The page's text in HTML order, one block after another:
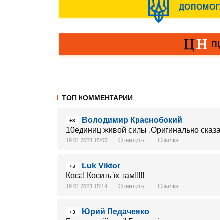
ТОП КОММЕНТАРИИ
+3
Володимир Краснобокий
10единиц живой силы .Оригинально
19.01.2023 15:05 Ответить Ссылка
+3
Luk Viktor
Коса! Косить їх там!!!!!
19.01.2023 15:14 Ответить Ссылка
+3
Юрий Педаченко